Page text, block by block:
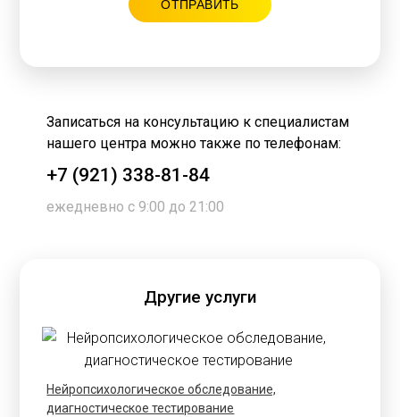
Записаться на консультацию к специалистам
нашего центра можно также по телефонам:
+7 (921) 338-81-84
ежедневно с 9:00 до 21:00
Другие услуги
Нейропсихологическое обследование,
диагностическое тестирование